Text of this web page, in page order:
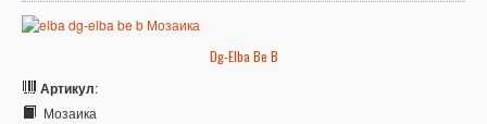
Dg-Elba Be B
Артикул:
Мозаика